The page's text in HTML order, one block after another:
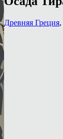
Древняя Греция,